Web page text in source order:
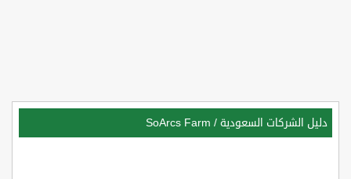
دليل الشركات السعودية /
SoArcs Farm